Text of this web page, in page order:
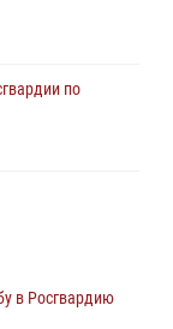
по
в Иркутске
в Росгвардию